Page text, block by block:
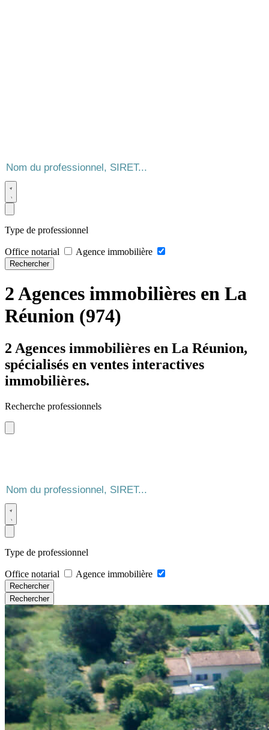
Type de professionnel
Office notarial Agence immobilière
Rechercher
2 Agences immobilières en La
Réunion (974)
2 Agences immobilières en La Réunion,
spécialisés en ventes interactives
immobilières.
Recherche professionnels
Type de professionnel
Office notarial Agence immobilière
Rechercher
Rechercher